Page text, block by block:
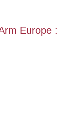
Europe :